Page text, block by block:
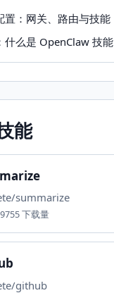
置：网关、路由与技能
什么是 OpenClaw 技能
能
summarize
下载量
github